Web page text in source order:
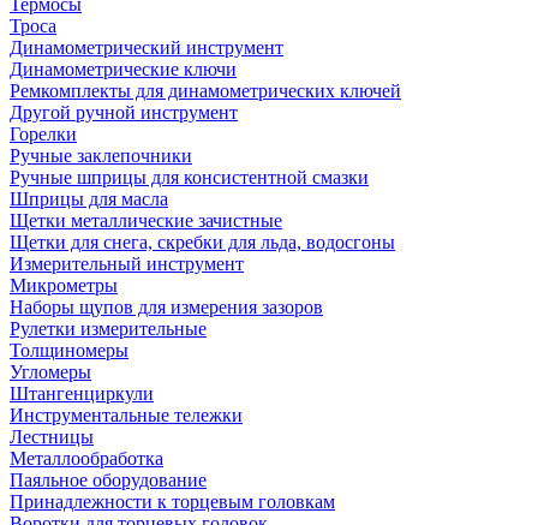
Термосы
Троса
Динамометрический инструмент
Динамометрические ключи
Ремкомплекты для динамометрических ключей
Другой ручной инструмент
Горелки
Ручные заклепочники
Ручные шприцы для консистентной смазки
Шприцы для масла
Щетки металлические зачистные
Щетки для снега, скребки для льда, водосгоны
Измерительный инструмент
Микрометры
Наборы щупов для измерения зазоров
Рулетки измерительные
Толщиномеры
Угломеры
Штангенциркули
Инструментальные тележки
Лестницы
Металлообработка
Паяльное оборудование
Принадлежности к торцевым головкам